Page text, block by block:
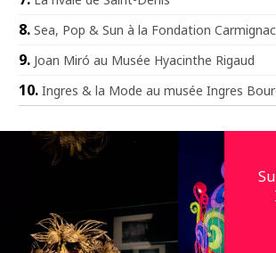
Sea, Pop & Sun à la Fondation Carmignac
Joan Miró au Musée Hyacinthe Rigaud
Ingres & la Mode au musée Ingres